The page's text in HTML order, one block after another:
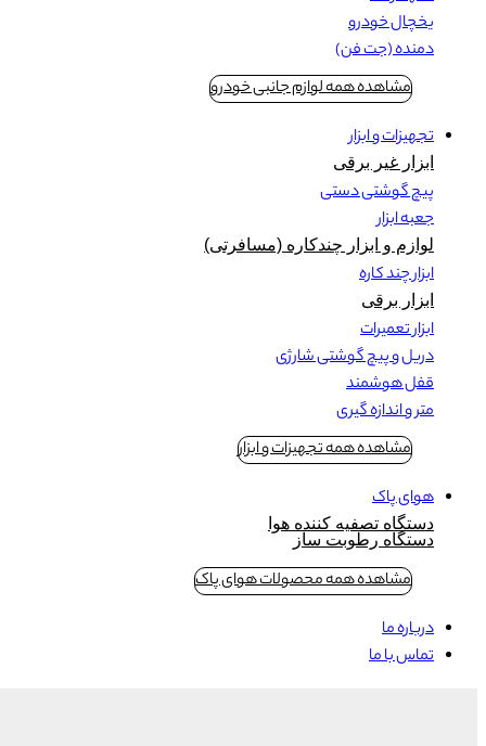
یخچال خودرو
دمنده (جت فن)
مشاهده همه لوازم جانبی خودرو
تجهیزات و ابزار
ابزار غیر برقی
پیچ گوشتی دستی
جعبه ابزار
لوازم و ابزار چندکاره (مسافرتی)
ابزار چند کاره
ابزار برقی
ابزار تعمیرات
دریل و پیچ گوشتی شارژی
قفل هوشمند
متر و اندازه گیری
مشاهده همه تجهیزات و ابزار
هوای پاک
دستگاه تصفیه کننده هوا
دستگاه رطوبت ساز
مشاهده همه محصولات هوای پاک
درباره ما
تماس با ما